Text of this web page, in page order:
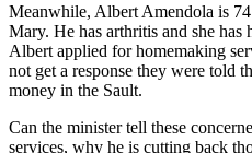
Meanwhile, Albert Amendola is
Mary. He has arthritis and she has
Albert applied for homemaking
not get a response they were told
money in the Sault.
Can the minister tell these
services, why he is cutting back